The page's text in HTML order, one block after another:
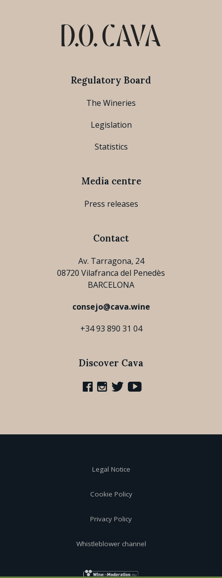
Regulatory Board
The Wineries
Legislation
Statistics
Media centre
Press releases
Contact
Av. Tarragona, 24
08720 Vilafranca del Penedès
BARCELONA
consejo@cava.wine
+34 93 890 31 04
Discover Cava
Legal Notice
Cookie Policy
Privacy Policy
Whistleblower channel